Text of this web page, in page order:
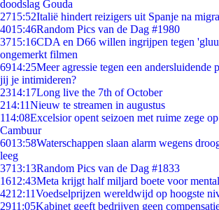
doodslag Gouda
2715:52Italië hindert reizigers uit Spanje na
4015:46Random Pics van de Dag #1980
3715:16CDA en D66 willen ingrijpen tegen
ongemerkt filmen
6914:25Meer agressie tegen een andersluidende
jij je intimideren?
2314:17Long live the 7th of October
214:11Nieuw te streamen in augustus
114:08Excelsior opent seizoen met ruime zege
Cambuur
6013:58Waterschappen slaan alarm wegens
leeg
3713:13Random Pics van de Dag #1833
1612:43Meta krijgt half miljard boete voor
4212:11Voedselprijzen wereldwijd op hoogste
2911:05Kabinet geeft bedrijven geen